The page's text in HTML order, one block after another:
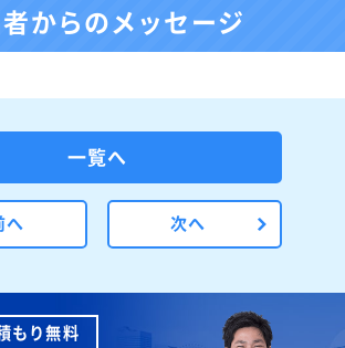
からのメッセージ
へ
一覧へ
次へ
もり無料